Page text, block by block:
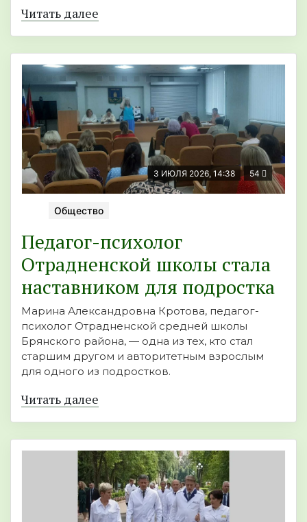
Читать далее
3 ИЮЛЯ 2026, 14:38 54
Общество
Педагог-психолог
Отрадненской школы стала
наставником для подростка
Марина Александровна Кротова, педагог-
психолог Отрадненской средней школы
Брянского района, — одна из тех, кто стал
старшим другом и авторитетным взрослым
для одного из подростков.
Читать далее